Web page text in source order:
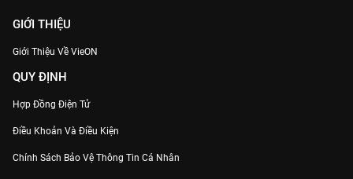
GIỚI THIỆU
Giới Thiệu Về VieON
QUY ĐỊNH
Hợp Đồng Điện Tử
Điều Khoản Và Điều Kiện
Chính Sách Bảo Vệ Thông Tin Cá Nhân